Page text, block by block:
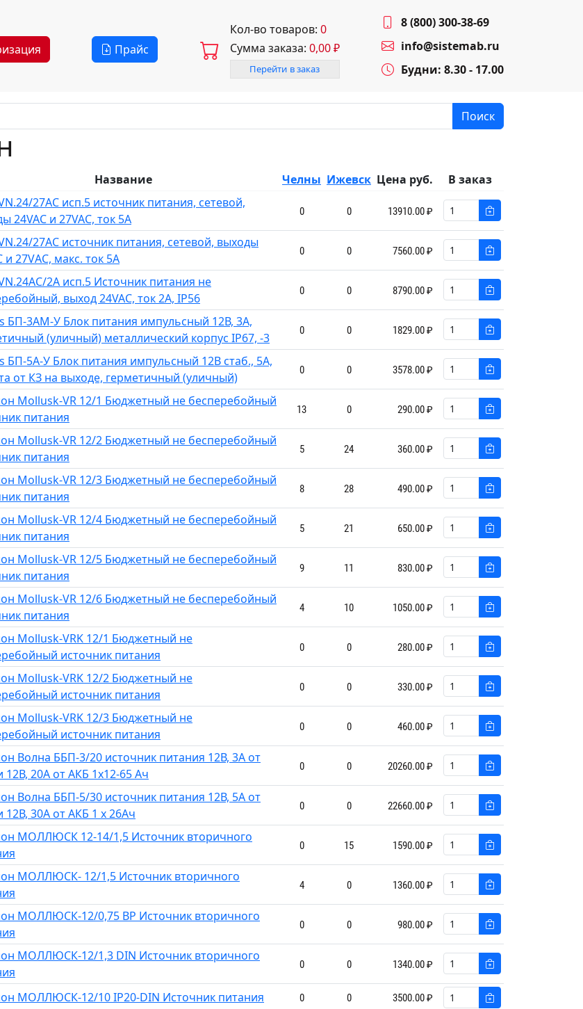
Прайс
Кол-во товаров: 0
Сумма заказа: 0,00₽
Перейти в заказ
8 (800) 300-38-69
info@sistemab.ru
Будни: 8.30 - 17.00
Поиск
Название Челны Ижевск Цена руб. В заказ
27АС исп.5 источник питания, сетевой,
24VAC и 27VAC, ток 5А
0 0 13910.00 ₽
27АС источник питания, сетевой, выходы
и 27VАС, макс. ток 5А
0 0 7560.00 ₽
2А исп.5 Источник питания не
выход 24VAC, ток 2А, IP56
0 0 8790.00 ₽
БП-3АМ-У Блок питания импульсный 12В, 3А,
(уличный) металлический корпус IP67, -3
0 0 1829.00 ₽
БП-5А-У Блок питания импульсный 12В стаб., 5А,
от КЗ на выходе, герметичный (уличный)
0 0 3578.00 ₽
Mollusk-VR 12/1 Бюджетный не бесперебойный
питания
13 0 290.00 ₽
Mollusk-VR 12/2 Бюджетный не бесперебойный
питания
5 24 360.00 ₽
Mollusk-VR 12/3 Бюджетный не бесперебойный
питания
8 28 490.00 ₽
Mollusk-VR 12/4 Бюджетный не бесперебойный
питания
5 21 650.00 ₽
Mollusk-VR 12/5 Бюджетный не бесперебойный
питания
9 11 830.00 ₽
Mollusk-VR 12/6 Бюджетный не бесперебойный
питания
4 10 1050.00 ₽
Mollusk-VRK 12/1 Бюджетный не
источник питания
0 0 280.00 ₽
Mollusk-VRK 12/2 Бюджетный не
источник питания
0 0 330.00 ₽
Mollusk-VRK 12/3 Бюджетный не
источник питания
0 0 460.00 ₽
Волна ББП-3/20 источник питания 12В, 3А от
12В, 20А от АКБ 1х12-65 Ач
0 0 20260.00 ₽
Волна ББП-5/30 источник питания 12В, 5А от
12В, 30А от АКБ 1 х 26Ач
0 0 22660.00 ₽
МОЛЛЮСК 12-14/1,5 Источник вторичного
0 15 1590.00 ₽
МОЛЛЮСК- 12/1,5 Источник вторичного
4 0 1360.00 ₽
МОЛЛЮСК-12/0,75 ВР Источник вторичного
0 0 980.00 ₽
МОЛЛЮСК-12/1,3 DIN Источник вторичного
0 0 1340.00 ₽
МОЛЛЮСК-12/10 IP20-DIN Источник питания 0 0 3500.00 ₽